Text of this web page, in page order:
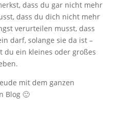
dass du gar nicht mehr
dass du dich nicht mehr
verurteilen musst, dass
darf, solange sie da ist –
du ein kleines oder großes
mit dem ganzen
Blog 🙂